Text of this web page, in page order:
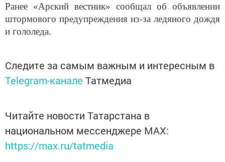
Ранее «Арский вестник» сообщал об объявлении
штормового предупреждения из-за ледяного дождя
и гололеда.
Следите за самым важным и интересным в
Telegram-канале Татмедиа
Читайте новости Татарстана в
национальном мессенджере MАХ:
https://max.ru/tatmedia